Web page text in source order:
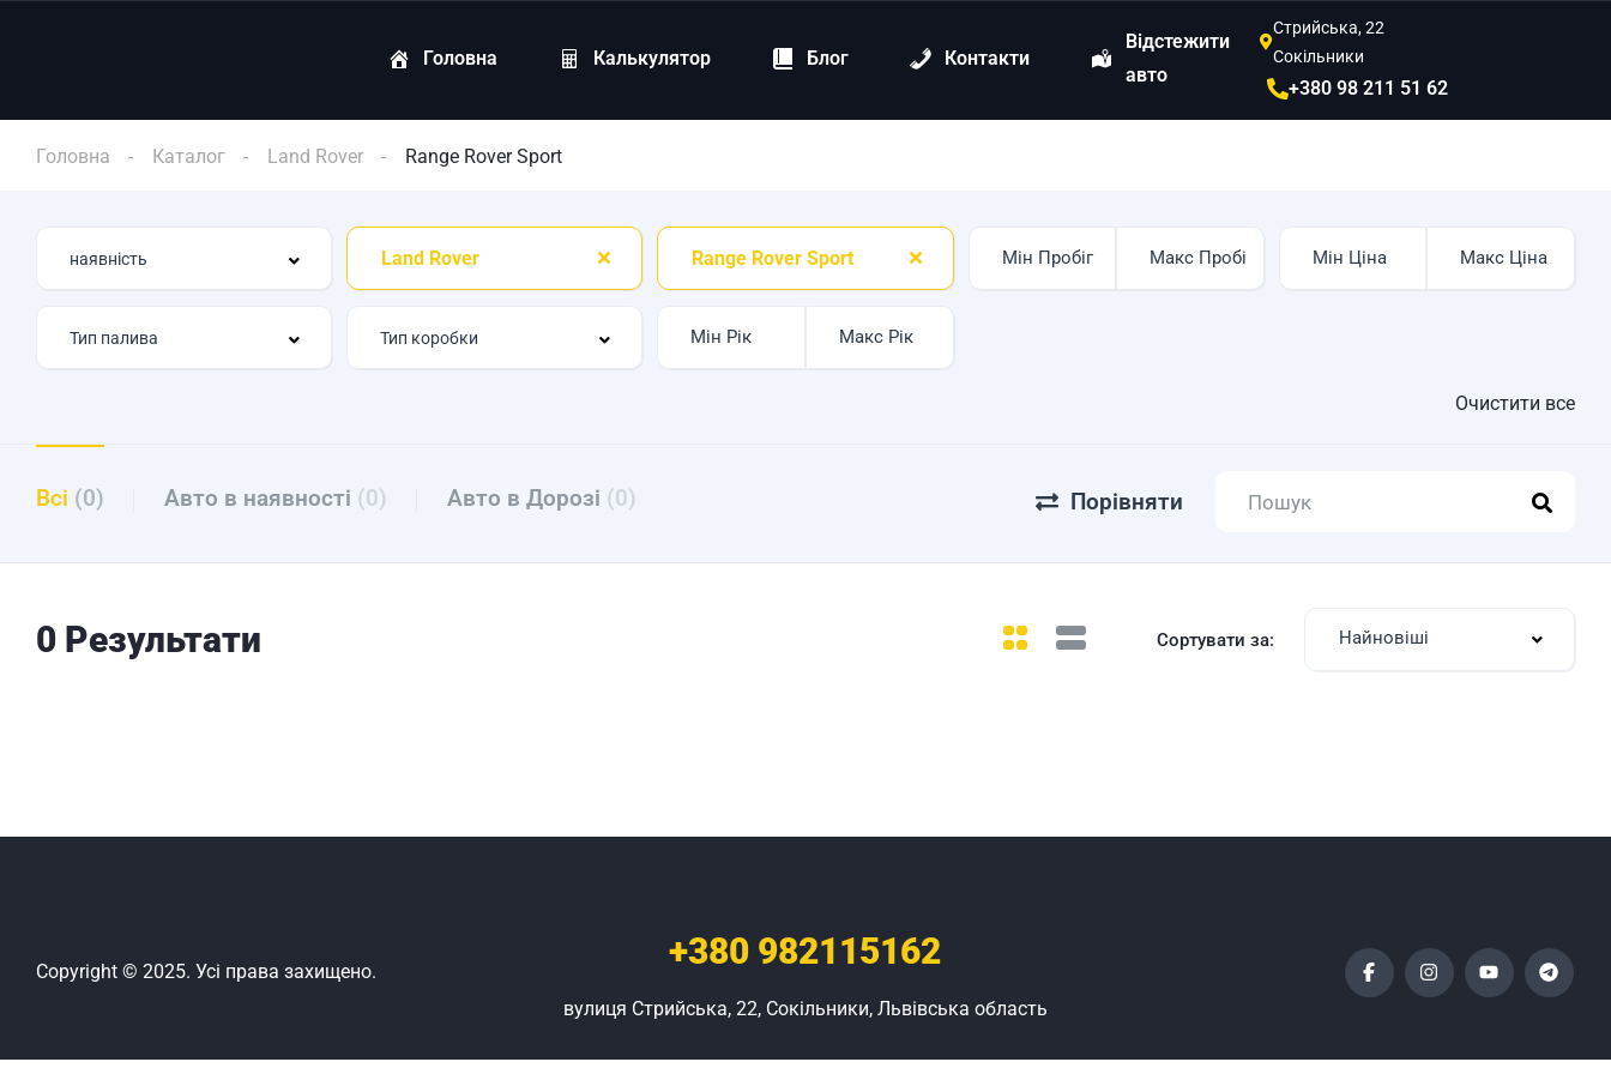
Головна Калькулятор Блог Контакти
Відстежити
авто
Стрийська, 22
Сокільники
+380 98 211 51 62
Головна Каталог Land Rover Range Rover Sport
Land Rover Range Rover Sport
Очистити все
Всі (0) Авто в наявності (0) Авто в Дорозі (0) Порівняти
0 Результати Сортувати за: Найновіші
Copyright © 2025. Усі права захищено. +380 982115162
вулиця Стрийська, 22, Сокільники, Львівська область